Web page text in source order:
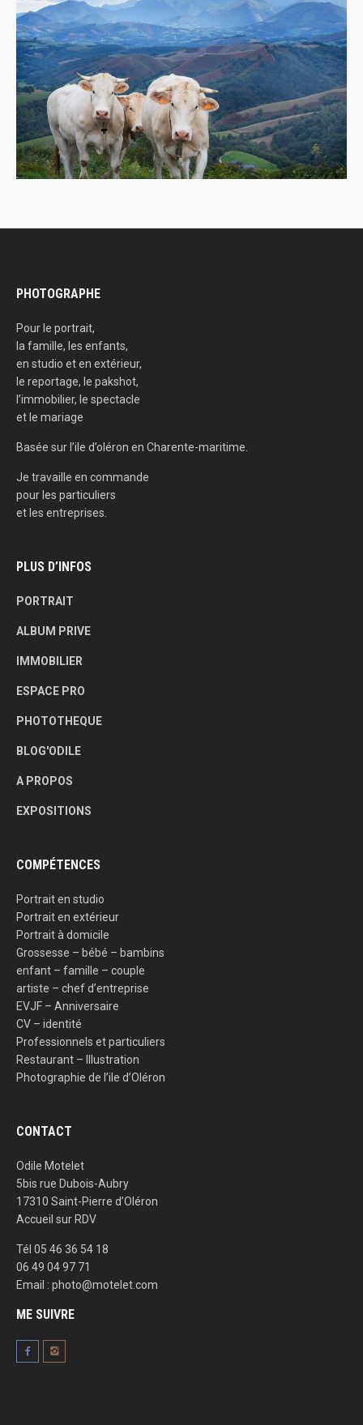
PHOTOGRAPHE
Pour le portrait,
la famille, les enfants,
en studio et en extérieur,
le reportage, le pakshot,
l’immobilier, le spectacle
et le mariage
Basée sur l’ile d’oléron en Charente-maritime.
Je travaille en commande
pour les particuliers
et les entreprises.
PLUS D’INFOS
PORTRAIT
ALBUM PRIVE
IMMOBILIER
ESPACE PRO
PHOTOTHEQUE
BLOG'ODILE
A PROPOS
EXPOSITIONS
COMPÉTENCES
Portrait en studio
Portrait en extérieur
Portrait à domicile
Grossesse – bébé – bambins
enfant – famille – couple
artiste – chef d’entreprise
EVJF – Anniversaire
CV – identité
Professionnels et particuliers
Restaurant – Illustration
Photographie de l’ile d’Oléron
CONTACT
Odile Motelet
5bis rue Dubois-Aubry
17310 Saint-Pierre d’Oléron
Accueil sur RDV
Tél 05 46 36 54 18
06 49 04 97 71
Email : photo@motelet.com
ME SUIVRE